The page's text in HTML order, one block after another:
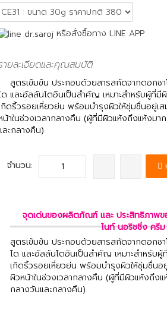
หรือสั่งซื้อทาง LINE APP
ายละเอียดและคุณสมบัติ
สูตรเข้มข้น ประกอบด้วยสารสกัดจากดอกชาโ
ด และอัลลันโตอินเป็นสำคัญ เหมาะสำหรับผู้ที่มี
กิดริ้วรอยเหี่ยวย่น พร้อมบำรุงผิวให้ชุ่มชื่นอยู่เส
น้าในช่วงเวลากลางคืน (ผู้ที่มีผิวแห้งถึงแห้งมา
ละกลางคืน)
จำนวน:
จุดเด่นของผลิตภัณฑ์ และ ประสิทธิภาพข
ไนท์ นอริชชิ่ง ครีม
สูตรเข้มข้น ประกอบด้วยสารสกัดจากดอกชาโ
โด และอัลลันโตอินเป็นสำคัญ เหมาะสำหรับ
เกิดริ้วรอยเหี่ยวย่น พร้อมบำรุงผิวให้ชุ่มชื่นอ
ผิวหน้าในช่วงเวลากลางคืน (ผู้ที่มีผิวแห้งถึงแ
กลางวันและกลางคืน)